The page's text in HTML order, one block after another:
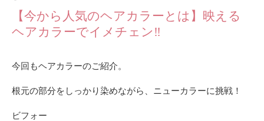
【今から人気のヘアカラーとは】映える
ヘアカラーでイメチェン‼️
今回もヘアカラーのご紹介。
根元の部分をしっかり染めながら、ニューカラーに挑戦！
ビフォー